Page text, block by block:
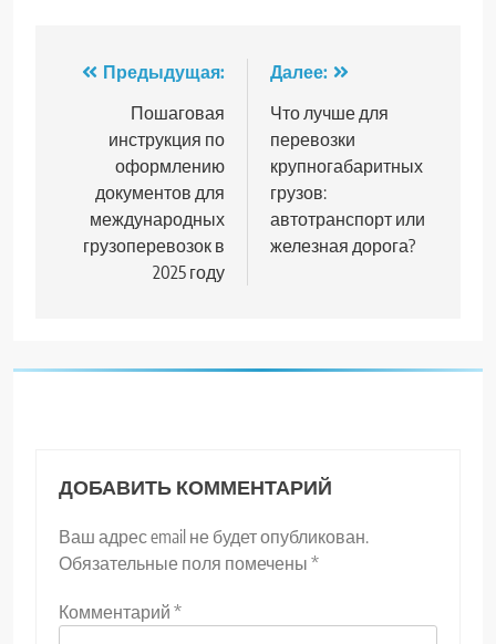
Навигация
записям
Предыдущая:
Пошаговая
инструкция по
оформлению
документов для
международных
грузоперевозок в
2025 году
Далее:
Что лучше для
перевозки
крупногабаритных
грузов:
автотранспорт или
железная дорога?
ДОБАВИТЬ КОММЕНТАРИЙ
Ваш адрес email не будет опубликован.
Обязательные поля помечены *
Комментарий *